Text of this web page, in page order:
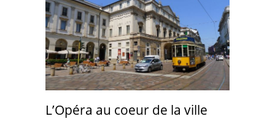
L’Opéra au coeur de la ville